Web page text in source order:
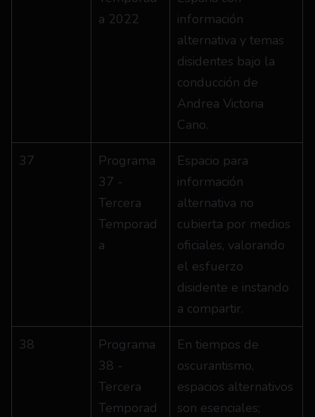
a 2022
información
alternativa y temas
disidentes bajo la
conducción de
Andrea Victoria
Cano.
37
Programa
37 -
Tercera
Temporad
a
Espacio para
información
alternativa no
cubierta por medios
oficiales, valorando
el esfuerzo
disidente e instando
a compartir.
38
Programa
38 -
Tercera
Temporad
En tiempos de
oscurantismo,
espacios alternativos
son esenciales;